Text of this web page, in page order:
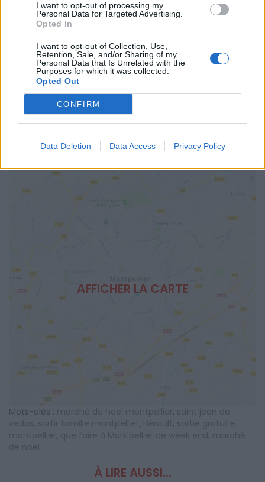
I want to opt-out of processing my
Personal Data for Targeted Advertising.
Opted In
I want to opt-out of Collection, Use,
Retention, Sale, and/or Sharing of my
Personal Data that Is Unrelated with the
Purposes for which it was collected.
Opted Out
CONFIRM
Data Deletion Data Access Privacy Policy
LIEU
Chai du Terral
34430 Saint Jean de Vedas
Calcul d'itinéraire
ACCÈS
Tramway Ligne 2 : Arrêt St Jean de Védas Centre
Gratuit
www.saintjeandevedas.fr
AFFICHER LA CARTE
Mots-clés : ,
, , ,
, ,
À LIRE AUSSI...